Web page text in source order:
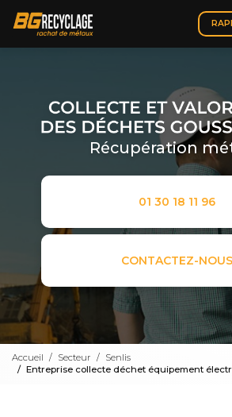
contenu
principal
Récupération
01 30 18 11 96
CONTACTEZ-NOUS
Accueil Secteur
Senlis
Entreprise collecte déchet équipement